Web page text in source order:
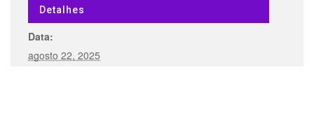
Detalhes
Data:
agosto 22, 2025